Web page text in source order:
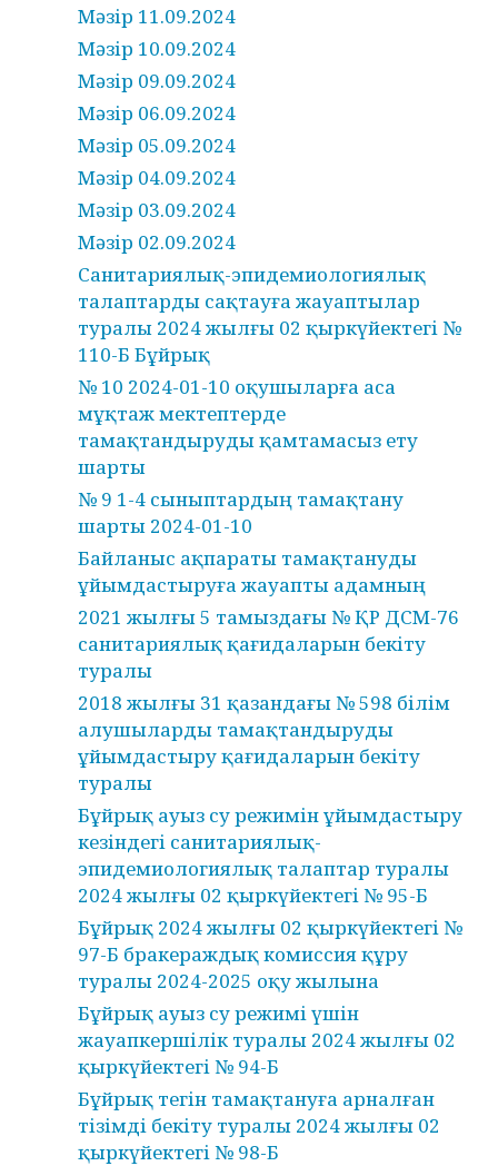
Мәзір 11.09.2024
Мәзір 10.09.2024
Мәзір 09.09.2024
Мәзір 06.09.2024
Мәзір 05.09.2024
Мәзір 04.09.2024
Мәзір 03.09.2024
Мәзір 02.09.2024
Санитариялық-эпидемиологиялық
талаптарды сақтауға жауаптылар
туралы 2024 жылғы 02 қыркүйектегі №
110-Б Бұйрық
№ 10 2024-01-10 оқушыларға аса
мұқтаж мектептерде
тамақтандыруды қамтамасыз ету
шарты
№ 9 1-4 сыныптардың тамақтану
шарты 2024-01-10
Байланыс ақпараты тамақтануды
ұйымдастыруға жауапты адамның
2021 жылғы 5 тамыздағы № ҚР ДСМ-76
санитариялық қағидаларын бекіту
туралы
2018 жылғы 31 қазандағы № 598 білім
алушыларды тамақтандыруды
ұйымдастыру қағидаларын бекіту
туралы
Бұйрық ауыз су режимін ұйымдастыру
кезіндегі санитариялық-
эпидемиологиялық талаптар туралы
2024 жылғы 02 қыркүйектегі № 95-Б
Бұйрық 2024 жылғы 02 қыркүйектегі №
97-Б бракераждық комиссия құру
туралы 2024-2025 оқу жылына
Бұйрық ауыз су режимі үшін
жауапкершілік туралы 2024 жылғы 02
қыркүйектегі № 94-Б
Бұйрық тегін тамақтануға арналған
тізімді бекіту туралы 2024 жылғы 02
қыркүйектегі № 98-Б